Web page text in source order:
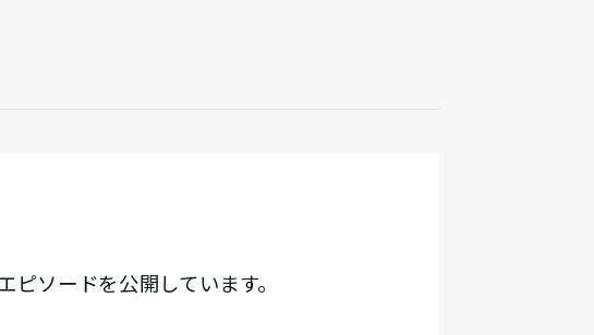
ピソードを公開しています。